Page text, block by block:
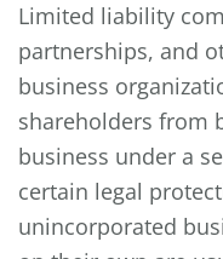
Limited liability
partnerships, and
business
shareholders from
business under a
certain legal
unincorporated